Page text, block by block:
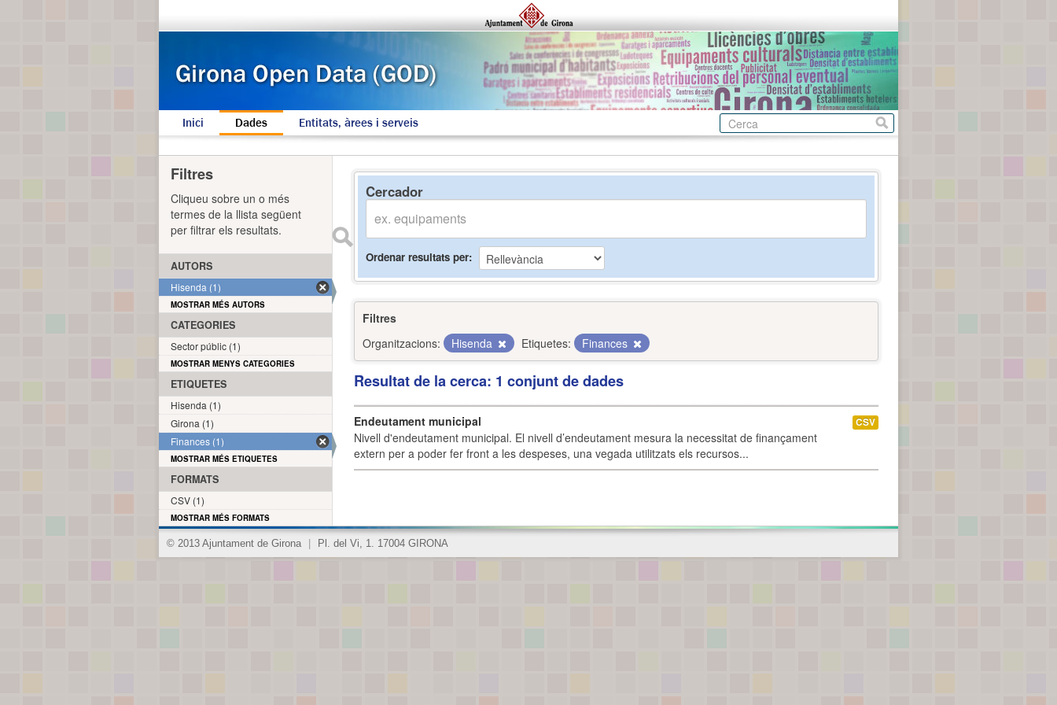
Inici Dades Entitats, àrees i serveis
Cercador
Ordenar resultats per
Filtres
Organitzacions:
Hisenda Etiquetes: Finances
Resultat de la cerca: 1 conjunt de dades
Endeutament municipal
Nivell d'endeutament municipal. El nivell d’endeutament mesura la necessitat de finançament
extern per a poder fer front a les despeses, una vegada utilitzats els recursos...
CSV
Filtres
Cliqueu sobre un o més
termes de la llista següent
per filtrar els resultats.
AUTORS
Hisenda (1)
MOSTRAR MÉS AUTORS
CATEGORIES
Sector públic (1)
MOSTRAR MENYS CATEGORIES
ETIQUETES
Hisenda (1)
Girona (1)
Finances (1)
MOSTRAR MÉS ETIQUETES
FORMATS
CSV (1)
MOSTRAR MÉS FORMATS
© 2013 Ajuntament de Girona Pl. del Vi, 1. 17004 GIRONA